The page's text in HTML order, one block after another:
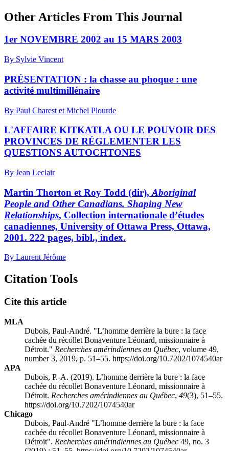
Other Articles From This Journal
1er NOVEMBRE 2002 au 15 MARS 2003
By Sylvie Vincent
PRÉSENTATION : la chasse au phoque : une
activité multimillénaire
By Paul Charest et Michel Plourde
L'AFFAIRE KITKATLA OU LE POUVOIR DES
PROVINCES DE RÉGLEMENTER LES
QUESTIONS AUTOCHTONES
By Jean Leclair
Martin Thorton et Roy Todd (dir), Aboriginal
People and Other Canadians. Shaping New
Relationships, Collection internationale d’études
canadiennes, University of Ottawa Press, Ottawa,
2001. 222 pages, bibl., index.
By Laurent Jérôme
Citation Tools
Cite this article
MLA
Dubois, Paul-André. "L’homme derrière la bure : la face
cachée du récollet Bonaventure Léonard, missionnaire à
Détroit." Recherches amérindiennes au Québec, volume 49,
number 3, 2019, p. 51–55. https://doi.org/10.7202/1074540ar
APA
Dubois, P.-A. (2019). L’homme derrière la bure : la face
cachée du récollet Bonaventure Léonard, missionnaire à
Détroit. Recherches amérindiennes au Québec, 49(3), 51–55.
https://doi.org/10.7202/1074540ar
Chicago
Dubois, Paul-André "L’homme derrière la bure : la face
cachée du récollet Bonaventure Léonard, missionnaire à
Détroit". Recherches amérindiennes au Québec 49, no. 3